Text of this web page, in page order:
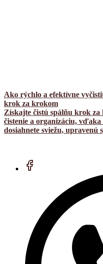
Ako rýchlo a efektívne
krok za krokom
Získajte čistú spálňu krok
čistenie a organizáciu,
dosiahnete sviežu, upravenú